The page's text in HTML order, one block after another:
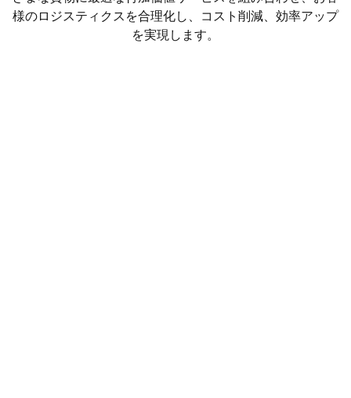
様のロジスティクスを合理化し、コスト削減、効率アップ
を実現します。